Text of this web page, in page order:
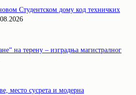
Студентском дому код техничких
на терену – изградња магистралног
место сусрета и модерна